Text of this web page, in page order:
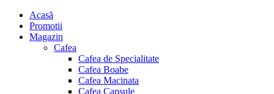
Menu
Acasă
Promotii
Magazin
Cafea
Cafea de Specialitate
Cafea Boabe
Cafea Macinata
Cafea Capsule